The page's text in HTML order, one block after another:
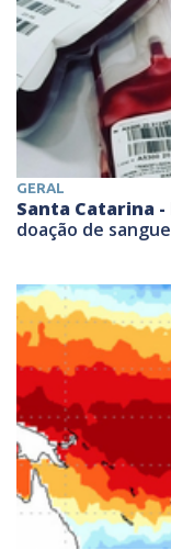
GERAL
Santa Catarina -
doação de sangue